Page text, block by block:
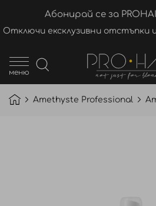
Абонирай се за
Отключи ексклузивни отстъпки
меню
Amethyste Professional